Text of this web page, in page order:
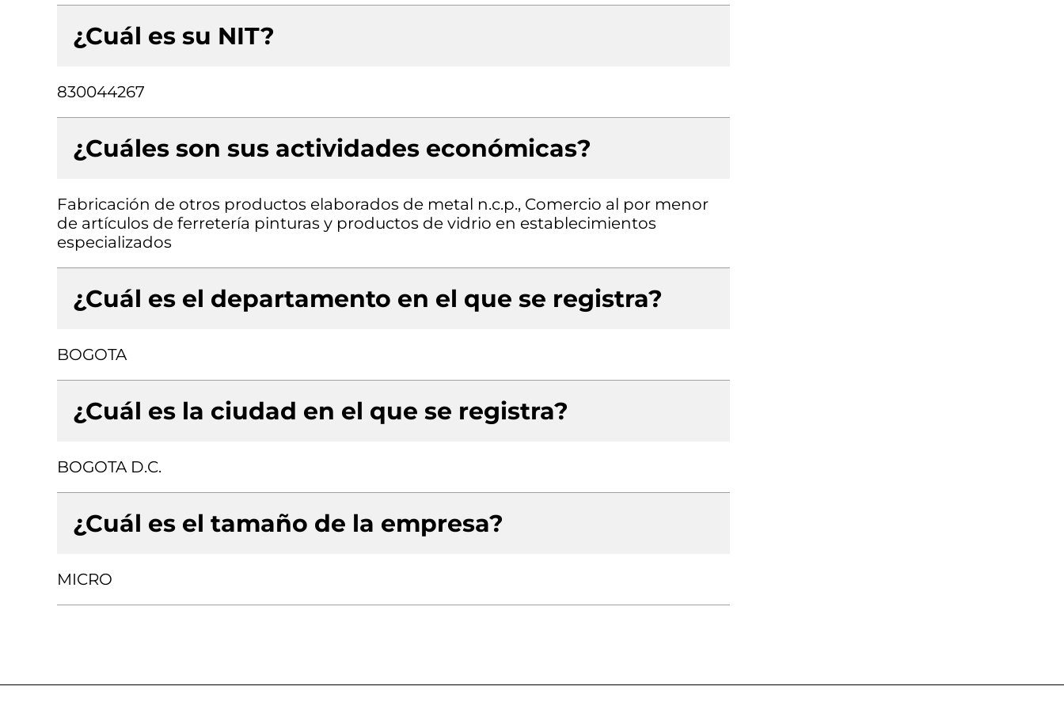
¿Cuál es su NIT?
830044267
¿Cuáles son sus actividades económicas?
Fabricación de otros productos elaborados de metal n.c.p., Comercio al por menor
de artículos de ferretería pinturas y productos de vidrio en establecimientos
especializados
¿Cuál es el departamento en el que se registra?
BOGOTA
¿Cuál es la ciudad en el que se registra?
BOGOTA D.C.
¿Cuál es el tamaño de la empresa?
MICRO